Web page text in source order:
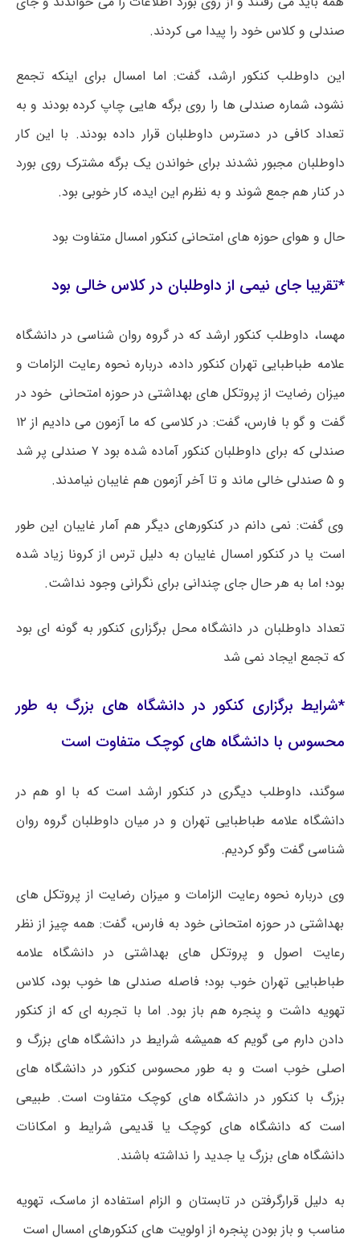
صندلی و کلاس خود را پیدا می کردند.
این داوطلب کنکور ارشد، گفت: اما امسال برای اینکه تجمع
نشود، شماره صندلی ها را روی برگه هایی چاپ کرده بودند و به
تعداد کافی در دسترس داوطلبان قرار داده بودند. با این کار
داوطلبان مجبور نشدند برای خواندن یک برگه مشترک روی بورد
در کنار هم جمع شوند و به نظرم این ایده، کار خوبی بود.
حال و هوای حوزه های امتحانی کنکور امسال متفاوت بود
*تقریبا جای نیمی از داوطلبان در کلاس خالی بود
مهسا، داوطلب کنکور ارشد که در گروه روان شناسی در دانشگاه
علامه طباطبایی تهران کنکور داده، درباره نحوه رعایت الزامات و
میزان رضایت از پروتکل ‌های بهداشتی در حوزه امتحانی خود در
گفت و گو با فارس، گفت: در کلاسی که ما آزمون می دادیم از ۱۲
صندلی که برای داوطلبان کنکور آماده شده بود ۷ صندلی پر شد
و ۵ صندلی خالی ماند و تا آخر آزمون هم غایبان نیامدند.
وی گفت: نمی دانم در کنکورهای دیگر هم آمار غایبان این طور
است یا در کنکور امسال غایبان به دلیل ترس ازکرونا زیاد شده
بود؛ اما به هر حال جای چندانی برای نگرانی وجود نداشت.
تعداد داوطلبان در دانشگاه محل برگزاری کنکوربه گونه ای بود
که تجمع ایجاد نمی شد
*شرایط برگزاری کنکور در دانشگاه های بزرگ به طور
محسوس با دانشگاه های کوچک متفاوت است
سوگند، داوطلب دیگری در کنکور ارشد است که با او هم در
دانشگاه علامه طباطبایی تهران و در میان داوطلبان گروه روان
شناسی گفت وگو کردیم.
وی درباره نحوه رعایت الزامات و میزان رضایت از پروتکل ‌های
بهداشتی در حوزه امتحانی خود به فارس، گفت: همه چیز از نظر
رعایت اصول و پروتکل های بهداشتی در دانشگاه علامه
طباطبایی تهران خوب بود؛ فاصله صندلی ها خوب بود، کلاس
تهویه داشت و پنجره هم باز بود. اما با تجربه ای که از کنکور
دادن دارم می گویم که همیشه شرایط در دانشگاه های بزرگ و
اصلی خوب است و به طور محسوس کنکور در دانشگاه های
بزرگ با کنکور در دانشگاه های کوچک متفاوت است. طبیعی
است که دانشگاه های کوچک یا قدیمی شرایط و امکانات
دانشگاه های بزرگ یا جدید را نداشته باشند.
به دلیل قرارگرفتن در تابستان و الزام استفاده از ماسک، تهویه
مناسب و باز بودن پنجره از اولویت های کنکورهای امسال است